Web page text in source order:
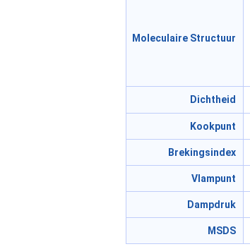
Moleculaire Structuur
Dichtheid
Kookpunt
Brekingsindex
Vlampunt
Dampdruk
MSDS